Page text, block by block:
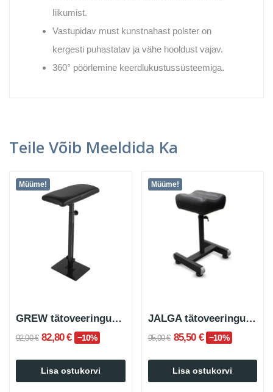
liikumist.
Vastupidav must kunstnahast polster on
kergesti puhastatav ja vähe hooldust vajav.
360° pöörlemine keerdlukustussüsteemiga.
Teile Võib Meeldida Ka
Müüme!
GREW tätoveeringualuse hoidik käele ja jalale
92,00 € 82,80 € −10%
Lisa ostukorvi
Müüme!
JALGA tätoveeringualus jalale
95,00 € 85,50 € −10%
Lisa ostukorvi